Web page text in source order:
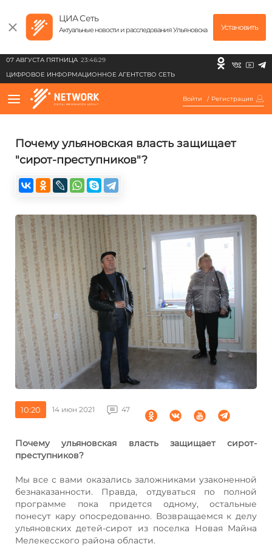
ЦИА Сеть
Актуальные новости и расследования Ульяновска Установить
07 АВГУСТА ПЯТНИЦА 23:46:29
ЦИФРОВОЕ ИНФОРМАЦИОННОЕ АГЕНТСТВО СЕТЬ
Войти / Регистрация
Почему ульяновская власть защищает
"сирот-преступников"?
10:20 14 июн 2021 47
Почему ульяновская власть защищает сирот-
преступников?
Мы все с вами оказались заложниками узаконенной
безнаказанности. Правда, отдуваться по полной
программе пока придется одному, остальные
понесут кару опосредованно. Возвращаемся к делу
ульяновских детей-сирот из поселка Новая Майна
Мелекесского района области.